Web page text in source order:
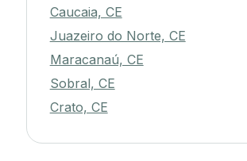
Caucaia, CE
Juazeiro do Norte, CE
Maracanaú, CE
Sobral, CE
Crato, CE